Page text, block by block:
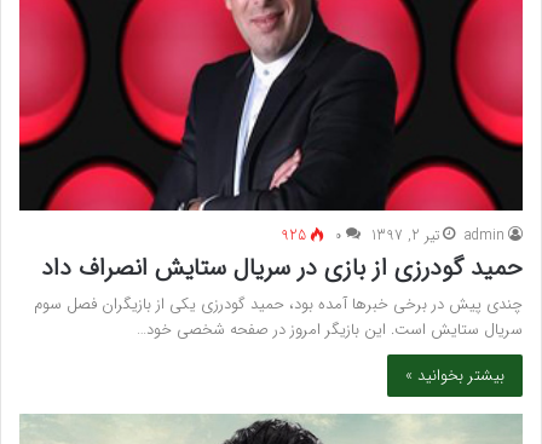
admin تیر 2, 1397 ۰ 925
حمید گودرزی از بازی در سریال ستایش انصراف داد
چندی پیش در برخی خبرها آمده بود، حمید گودرزی یکی از بازیگران فصل سوم
سریال ستایش است. این بازیگر امروز در صفحه شخصی خود…
بیشتر بخوانید »